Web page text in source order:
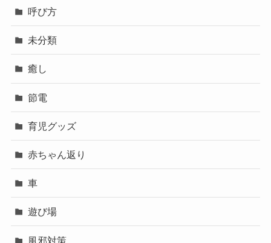
呼び方
未分類
癒し
節電
育児グッズ
赤ちゃん返り
車
遊び場
風邪対策